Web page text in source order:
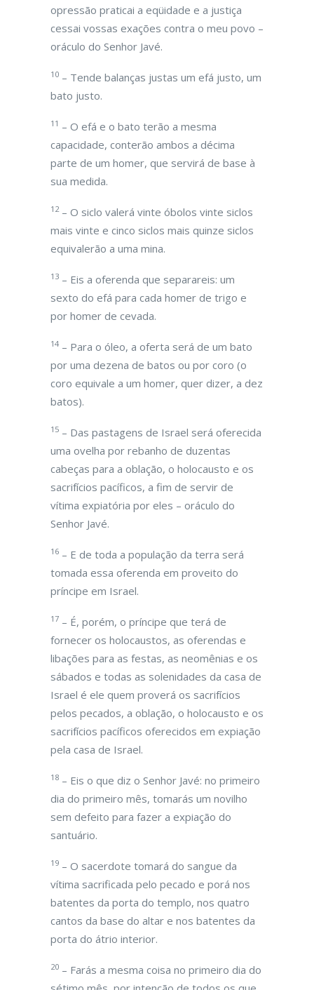
opressão praticai a eqüidade e a justiça
cessai vossas exações contra o meu povo –
oráculo do Senhor Javé.
10 – Tende balanças justas um efá justo, um
bato justo.
11 – O efá e o bato terão a mesma
capacidade, conterão ambos a décima
parte de um homer, que servirá de base à
sua medida.
12– O siclo valerá vinte óbolos vinte siclos
mais vinte e cinco siclos mais quinze siclos
equivalerão a uma mina.
13 – Eis a oferenda que separareis: um
sexto do efá para cada homer de trigo e
por homer de cevada.
14 – Para o óleo, a oferta será de um bato
por uma dezena de batos ou por coro (o
coro equivale a um homer, quer dizer, a dez
batos).
15 – Das pastagens de Israel será oferecida
uma ovelha por rebanho de duzentas
cabeças para a oblação, o holocausto e os
sacrifícios pacíficos, a fim de servir de
vítima expiatória por eles – oráculo do
Senhor Javé.
16 – E de toda a população da terra será
tomada essa oferenda em proveito do
príncipe em Israel.
17 – É, porém, o príncipe que terá de
fornecer os holocaustos, as oferendas e
libações para as festas, as neomênias e os
sábados e todas as solenidades da casa de
Israel é ele quem proverá os sacrifícios
pelos pecados, a oblação, o holocausto e os
sacrifícios pacíficos oferecidos em expiação
pela casa de Israel.
18 – Eis o que diz o Senhor Javé: no primeiro
dia do primeiro mês, tomarás um novilho
sem defeito para fazer a expiação do
santuário.
19 – O sacerdote tomará do sangue da
vítima sacrificada pelo pecado e porá nos
batentes da porta do templo, nos quatro
cantos da base do altar e nos batentes da
porta do átrio interior.
20 – Farás a mesma coisa no primeiro dia do